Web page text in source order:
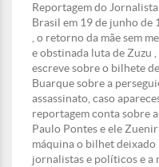
Reportagem do
Brasil em 19 de junho
, o retorno da mãe sem
e obstinada luta de Zuzu ,
escreve sobre o bilhete
Buarque sobre a
assassinato, caso
reportagem conta sobre
Paulo Pontes e ele
máquina o bilhet
jornalistas e políticos e a